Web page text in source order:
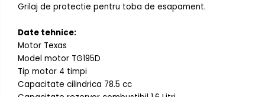
Grilaj de protectie pentru toba de esapament.
Date tehnice:
Motor Texas
Model motor TG195D
Tip motor 4 timpi
Capacitate cilindrica 78.5 cc